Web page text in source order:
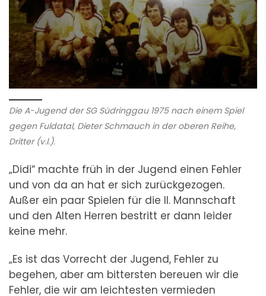
Die A-Jugend der SG Südringgau 1975 nach einem Spiel
gegen Fuldatal, Dieter Schmauch in der oberen Reihe,
Dritter (v.l.).
„Didi“ machte früh in der Jugend einen Fehler
und von da an hat er sich zurückgezogen.
Außer ein paar Spielen für die II. Mannschaft
und den Alten Herren bestritt er dann leider
keine mehr.
„Es ist das Vorrecht der Jugend, Fehler zu
begehen, aber am bittersten bereuen wir die
Fehler, die wir am leichtesten vermieden